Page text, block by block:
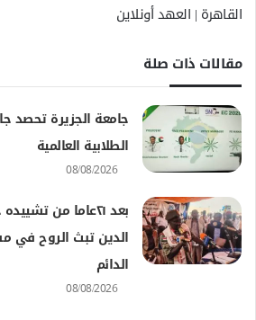
القاهرة | العهد أونلاين
مقالات ذات صلة
جامعة الجزيرة تحصد
الطلابية العالمية
08/08/2026
بعد ٢١عاما من
الدين تبث الروح في
الدائم
08/08/2026